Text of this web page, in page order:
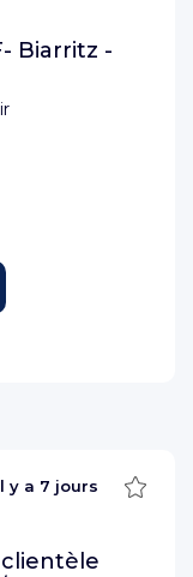
Biarritz -
y a 7 jours